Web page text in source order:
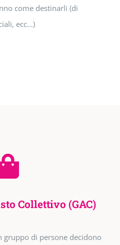
come destinarli (di
ecc…)
Collettivo (GAC)
gruppo di persone decidono